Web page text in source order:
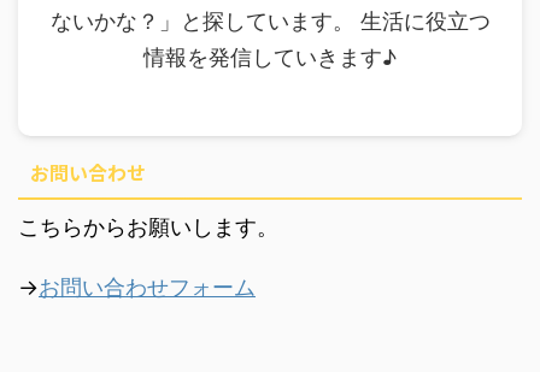
ないかな？」と探しています。 生活に役立つ
情報を発信していきます♪
お問い合わせ
こちらからお願いします。
→お問い合わせフォーム